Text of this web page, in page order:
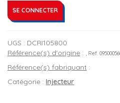
SE CONNECTER
UGS : DCRI105800
Référence(s) d'origine : , Ref.
Référence(s) fabriquant :
Catégorie : Injecteur